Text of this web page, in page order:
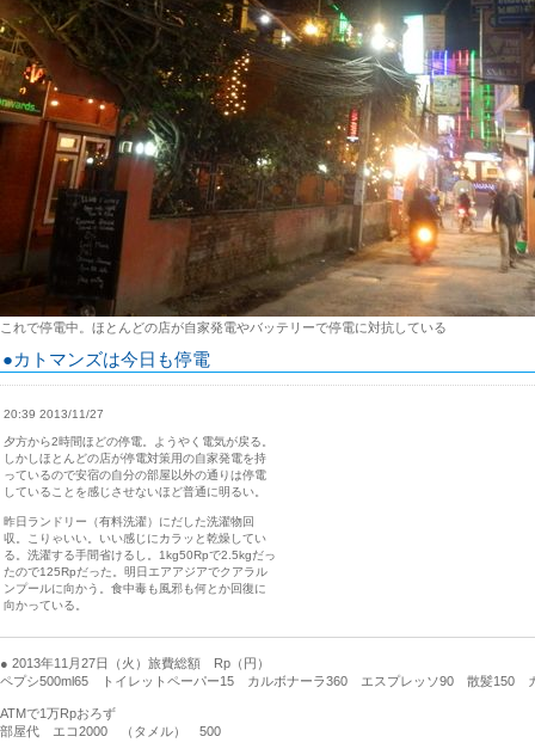
これで停電中。ほとんどの店が自家発電やバッテリーで停電に対抗している
●カトマンズは今日も停電
20:39 2013/11/27
夕方から2時間ほどの停電。ようやく電気が戻る。
しかしほとんどの店が停電対策用の自家発電を持
っているので安宿の自分の部屋以外の通りは停電
していることを感じさせないほど普通に明るい。
昨日ランドリー（有料洗濯）にだした洗濯物回
収。こりゃいい。いい感じにカラッと乾燥してい
る。洗濯する手間省けるし。1kg50Rpで2.5kgだっ
たので125Rpだった。明日エアアジアでクアラル
ンプールに向かう。食中毒も風邪も何とか回復に
向かっている。
● 2013年11月27日（火）旅費総額 Rp（円）
ペプシ500ml65 トイレットペーパー15 カルボナーラ360 エスプレッソ90 散髪150
ATMで1万Rpおろず
部屋代 エコ2000 （タメル） 500